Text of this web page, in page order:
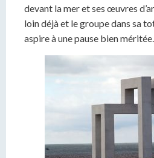
devant la mer et ses œuvres
loin déjà et le groupe dans sa
aspire à une pause bien méritée.